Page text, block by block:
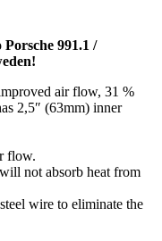
Porsche 991.1 /
air flow, 31 %
2,5″ (63mm) inner
flow.
not absorb heat from
wire to eliminate the